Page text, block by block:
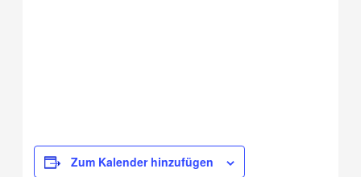
Zum Kalender hinzufügen